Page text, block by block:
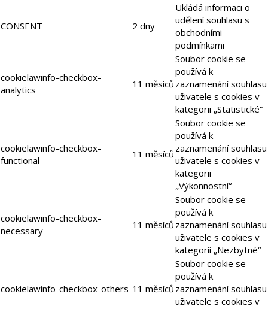
CONSENT 2 dny
Ukládá informaci o
udělení souhlasu s
obchodními
podmínkami
cookielawinfo-checkbox-
analytics
11 měsiců
Soubor cookie se
používá k
zaznamenání souhlasu
uživatele s cookies v
kategorii „Statistické“
cookielawinfo-checkbox-
functional
11 měsíců
Soubor cookie se
používá k
zaznamenání souhlasu
uživatele s cookies v
kategorii
„Výkonnostní“
cookielawinfo-checkbox-
necessary
11 měsíců
Soubor cookie se
používá k
zaznamenání souhlasu
uživatele s cookies v
kategorii „Nezbytné“
cookielawinfo-checkbox-others 11 měsíců
Soubor cookie se
používá k
zaznamenání souhlasu
uživatele s cookies v